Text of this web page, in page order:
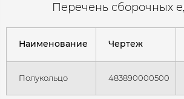
Перечень сборочных
Наименование Чертеж
Полукольцо 483890000500